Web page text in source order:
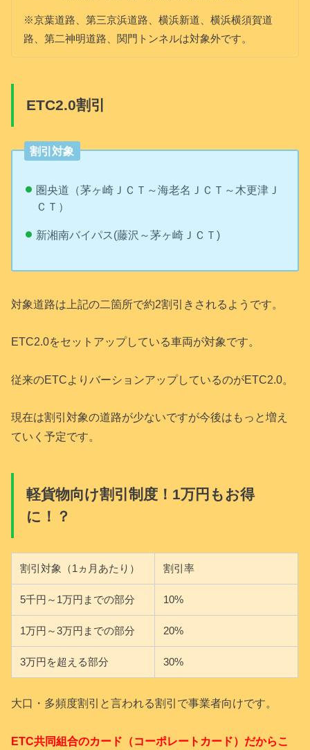
※京葉道路、第三京浜道路、横浜新道、横浜横須賀道
路、第二神明道路、関門トンネルは対象外です。
ETC2.0割引
割引対象
圏央道（茅ヶ崎ＪＣＴ～海老名ＪＣＴ～木更津Ｊ
ＣＴ）
新湘南バイパス(藤沢～茅ヶ崎ＪＣＴ)
対象道路は上記の二箇所で約2割引きされるようです。
ETC2.0をセットアップしている車両が対象です。
従来のETCよりバーションアップしているのがETC2.0。
現在は割引対象の道路が少ないですが今後はもっと増え
ていく予定です。
軽貨物向け割引制度！1万円もお得
に！？
割引対象（1ヵ月あたり） 割引率
5千円～1万円までの部分 10%
1万円～3万円までの部分 20%
3万円を超える部分 30%
大口・多頻度割引と言われる割引で事業者向けです。
ETC共同組合のカード（コーポレートカード）だからこ